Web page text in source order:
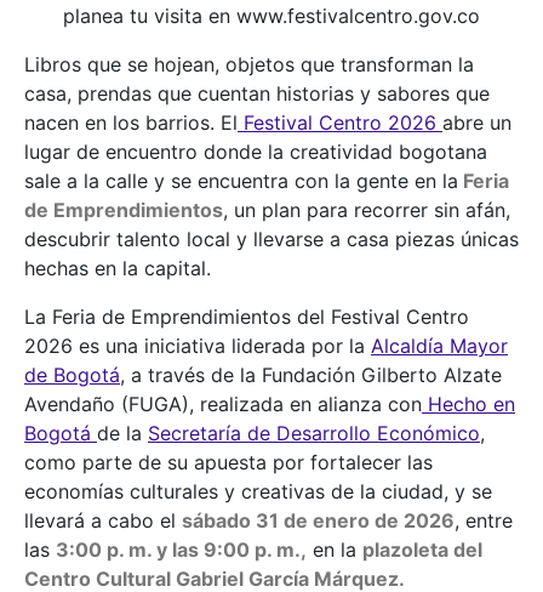
planea tu visita en www.festivalcentro.gov.co
Libros que se hojean, objetos que transforman la
casa, prendas que cuentan historias y sabores que
nacen en los barrios. El Festival Centro 2026 abre un
lugar de encuentro donde la creatividad bogotana
sale a la calle y se encuentra con la gente en la Feria
de Emprendimientos, un plan para recorrer sin afán,
descubrir talento local y llevarse a casa piezas únicas
hechas en la capital.
La Feria de Emprendimientos del Festival Centro
2026 es una iniciativa liderada por la Alcaldía Mayor
de Bogotá, a través de la Fundación Gilberto Alzate
Avendaño (FUGA), realizada en alianza con Hecho en
Bogotá de la Secretaría de Desarrollo Económico,
como parte de su apuesta por fortalecer las
economías culturales y creativas de la ciudad, y se
llevará a cabo el sábado 31 de enero de 2026, entre
las 3:00 p. m. y las 9:00 p. m., en la plazoleta del
Centro Cultural Gabriel García Márquez.